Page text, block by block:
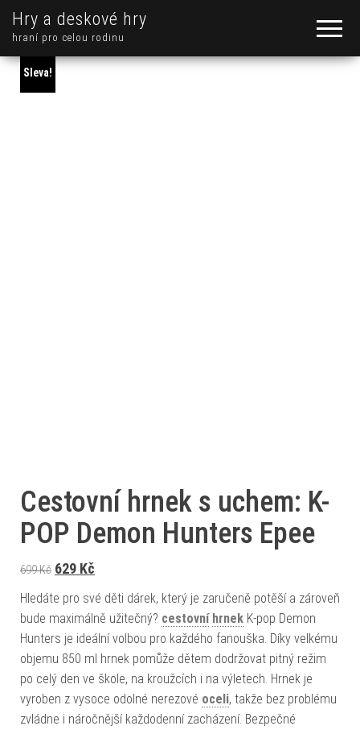
Hry a deskové hry
hraní pro celou rodinu
Sleva!
Cestovní hrnek s uchem: K-
POP Demon Hunters Epee
699Kč Původní cena byla: 699 Kč.
629 Kč
Hledáte pro své děti dárek, který je zaručeně potěší a zároveň
bude maximálně užitečný? cestovní hrnek K-pop Demon
Hunters je ideální volbou pro každého fanouška. Díky velkému
objemu 850 ml hrnek pomůže dětem dodržovat pitný režim
po celý den ve škole, na kroužcích i na výletech. Hrnek je
vyroben z vysoce odolné nerezové oceli, takže bez problému
zvládne i náročnější každodenní zacházení. Bezpečné